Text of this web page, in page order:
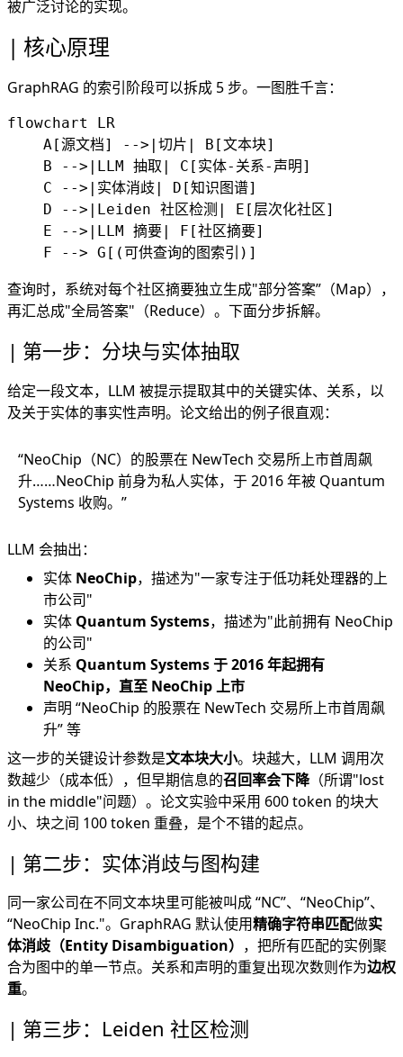
被广泛讨论的实现。
核心原理
GraphRAG 的索引阶段可以拆成 5 步。一图胜千言：
flowchart LR
    A[源文档] -->|切片| B[文本块]
    B -->|LLM 抽取| C[实体-关系-声明]
    C -->|实体消歧| D[知识图谱]
    D -->|Leiden 社区检测| E[层次化社区]
    E -->|LLM 摘要| F[社区摘要]
查询时，系统对每个社区摘要独立生成"部分答案”（Map），
再汇总成"全局答案"（Reduce）。下面分步拆解。
第一步：分块与实体抽取
给定一段文本，LLM 被提示提取其中的关键实体、关系，以
及关于实体的事实性声明。论文给出的例子很直观：
“NeoChip（NC）的股票在 NewTech 交易所上市首周飙
升……NeoChip 前身为私人实体，于 2016 年被 Quantum
Systems 收购。”
LLM 会抽出：
实体 NeoChip，描述为"一家专注于低功耗处理器的上
市公司"
实体 Quantum Systems，描述为"此前拥有 NeoChip
的公司"
关系 Quantum Systems 于 2016 年起拥有
NeoChip，直至 NeoChip 上市
声明 “NeoChip 的股票在 NewTech 交易所上市首周飙
升” 等
这一步的关键设计参数是文本块大小。块越大，LLM 调用次
数越少（成本低），但早期信息的召回率会下降（所谓"lost
in the middle"问题）。论文实验中采用 600 token 的块大
小、块之间 100 token 重叠，是个不错的起点。
第二步：实体消歧与图构建
同一家公司在不同文本块里可能被叫成 “NC”、“NeoChip”、
“NeoChip Inc."。GraphRAG 默认使用精确字符串匹配做实
体消歧（Entity Disambiguation） ，把所有匹配的实例聚
合为图中的单一节点。关系和声明的重复出现次数则作为边权
重。
第三步：Leiden 社区检测